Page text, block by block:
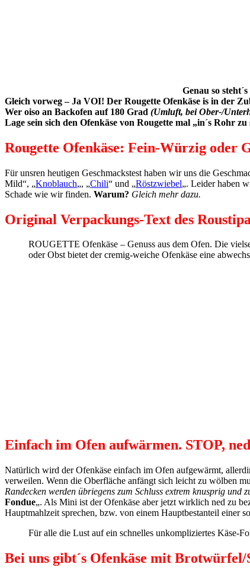
Genau so
Gleich vorweg – Ja VOI! Der Rougette Ofenkäse is in der
Wer oiso an Backofen auf 180 Grad (Umluft, bei Ober-/
Lage sein sich den Ofenkäse von Rougette mal „in´s Rohr
Rougette Ofenkäse: Fein-Würzig oder
Für unsren heutigen Geschmackstest haben wir uns die
Mild“, „Knoblauch„, „Chili“ und „Röstzwiebel„. Leider haben
Schade wie wir finden. Warum? Gleich mehr dazu.
Original Verpackungs-Text des
ROUGETTE Ofenkäse – Genuss aus dem Ofen. Die
oder Obst bietet der cremig-weiche Ofenkäse eine
Einfach im Ofen aufwärmen. STOP,
Natürlich wird der Ofenkäse einfach im Ofen aufgewärmt,
verweilen. Wenn die Oberfläche anfängt sich leicht zu wölben
Randecken werden übriegens zum Schluss extrem knusprig und
Fondue„. Als Mini ist der Ofenkäse aber jetzt wirklich ned zu
Hauptmahlzeit sprechen, bzw. von einem Hauptbestanteil einer
Für alle die Lust auf ein schnelles unkompliziertes Käse-
Bei uns gibt´s Ofenkäse mit